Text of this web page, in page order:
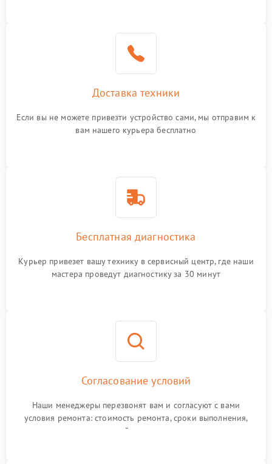
Доставка техники
Если вы не можете привезти устройство сами, мы отправим к
вам нашего курьера бесплатно
Бесплатная диагностика
Курьер привезет вашу технику в сервисный центр, где наши
мастера проведут диагностику за 30 минут
Согласование условий
Наши менеджеры перезвонят вам и согласуют с вами
условия ремонта: стоимость ремонта, сроки выполнения,
гарантийные условия